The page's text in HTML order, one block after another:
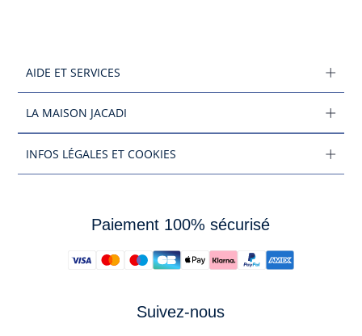
AIDE ET SERVICES
LA MAISON JACADI
INFOS LÉGALES ET COOKIES
Paiement 100% sécurisé
Suivez-nous